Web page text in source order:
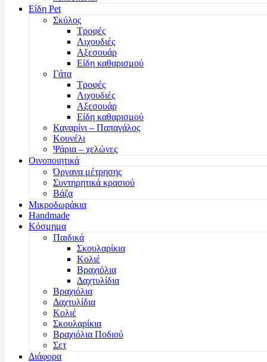
Είδη Pet
Σκύλος
Τροφές
Λιχουδιές
Αξεσουάρ
Είδη καθαρισμού
Γάτα
Τροφές
Λιχουδιές
Αξεσουάρ
Είδη καθαρισμού
Καναρίνι – Παπαγάλος
Κουνέλι
Ψάρια – χελώνες
Οινοποιητικά
Όργανα μέτρησης
Συντηρητικά κρασιού
Βάζα
Μικροδωράκια
Handmade
Κόσμημα
Παιδικά
Σκουλαρίκια
Κολιέ
Βραχιόλια
Δαχτυλίδια
Βραχιόλια
Δαχτυλίδια
Κολιέ
Σκουλαρίκια
Βραχιόλια Ποδιού
Σετ
Διάφορα